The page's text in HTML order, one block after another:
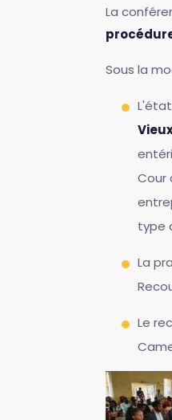
La
Sous la
Cour
type
La
Le